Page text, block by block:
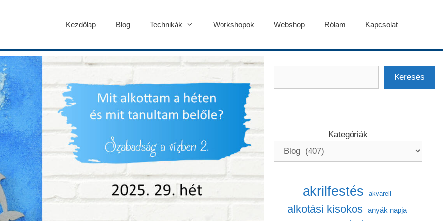
Kezdőlap Blog Technikák Workshopok Webshop Rólam Kapcsolat
Keresés
Kategóriák
akrilfestés akvarell
alkotási kisokos anyák napja